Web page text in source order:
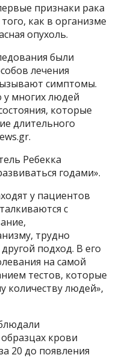
признаки рака
как в организме
опухоль.
были
лечения
симптомы.
у многих людей
которые
длительного
Ребекка
годами».
у пациентов
с
трудно
подход. В его
на самой
тестов, которые
людей»,
крови
20 до появления